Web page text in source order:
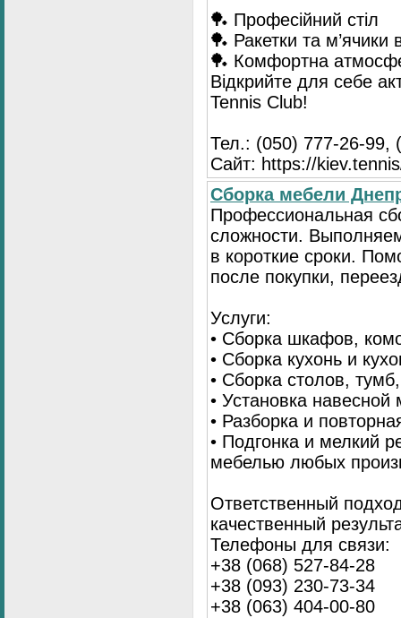
🏓 Професійний стіл
🏓 Ракетки та м’ячики
🏓 Комфортна
Відкрийте для себе
Tennis Club!
Тел.: (050) 777-26-99,
Сайт: https://
Сборка мебели
Профессиональная
сложности.
в короткие сроки.
после покупки,
Услуги:
• Сборка шкафов,
• Сборка кухонь и
• Сборка столов,
• Установка
• Разборка и
• Подгонка и мелкий
мебелью любых
Ответственный
качественный
Телефоны для связи:
+38 (068) 527-84-28
+38 (093) 230-73-34
+38 (063) 404-00-80